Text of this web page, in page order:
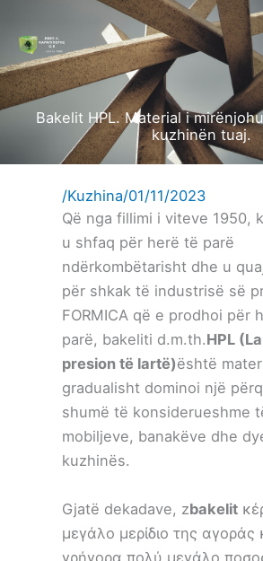
përmbajtja
Bakelit HPL. Material i
kuzhinën tuaj.
/Kuzhina/01/11/2023
Që nga fillimi i viteve 1950,
u shfaq për herë të parë
ndërkombëtarisht dhe u
për shkak të industrisë së
FORMICA që e prodhoi për
parë, bakeliti d.m.th.HPL
presion të lartë)është
gradualisht dominoi një
shumë të konsiderueshme
mobiljeve, banakëve dhe
kuzhinës.
Gjatë dekadave, zbakelit
μεγάλο μερίδιο της αγοράς
γρήγορα πολύ μεγάλο